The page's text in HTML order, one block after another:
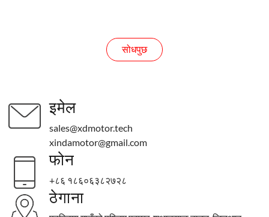
सोधपुछ
इमेल
sales@xdmotor.tech
xindamotor@gmail.com
फोन
+८६ १८६०६३८२७२८
ठेगाना